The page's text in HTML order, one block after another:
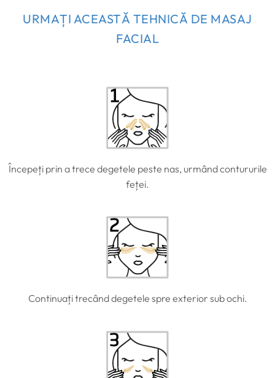
URMAȚI ACEASTĂ TEHNICĂ DE MASAJ
FACIAL
Începeți prin a trece degetele peste nas, urmând contururile
feței.
Continuați trecând degetele spre exterior sub ochi.